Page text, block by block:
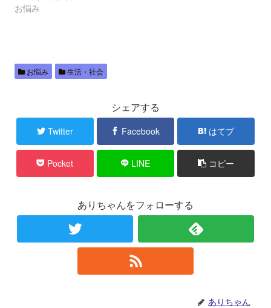
お悩み
お悩み 生活・社会
シェアする
Twitter Facebook はてブ
Pocket LINE コピー
ありちゃんをフォローする
ありちゃん